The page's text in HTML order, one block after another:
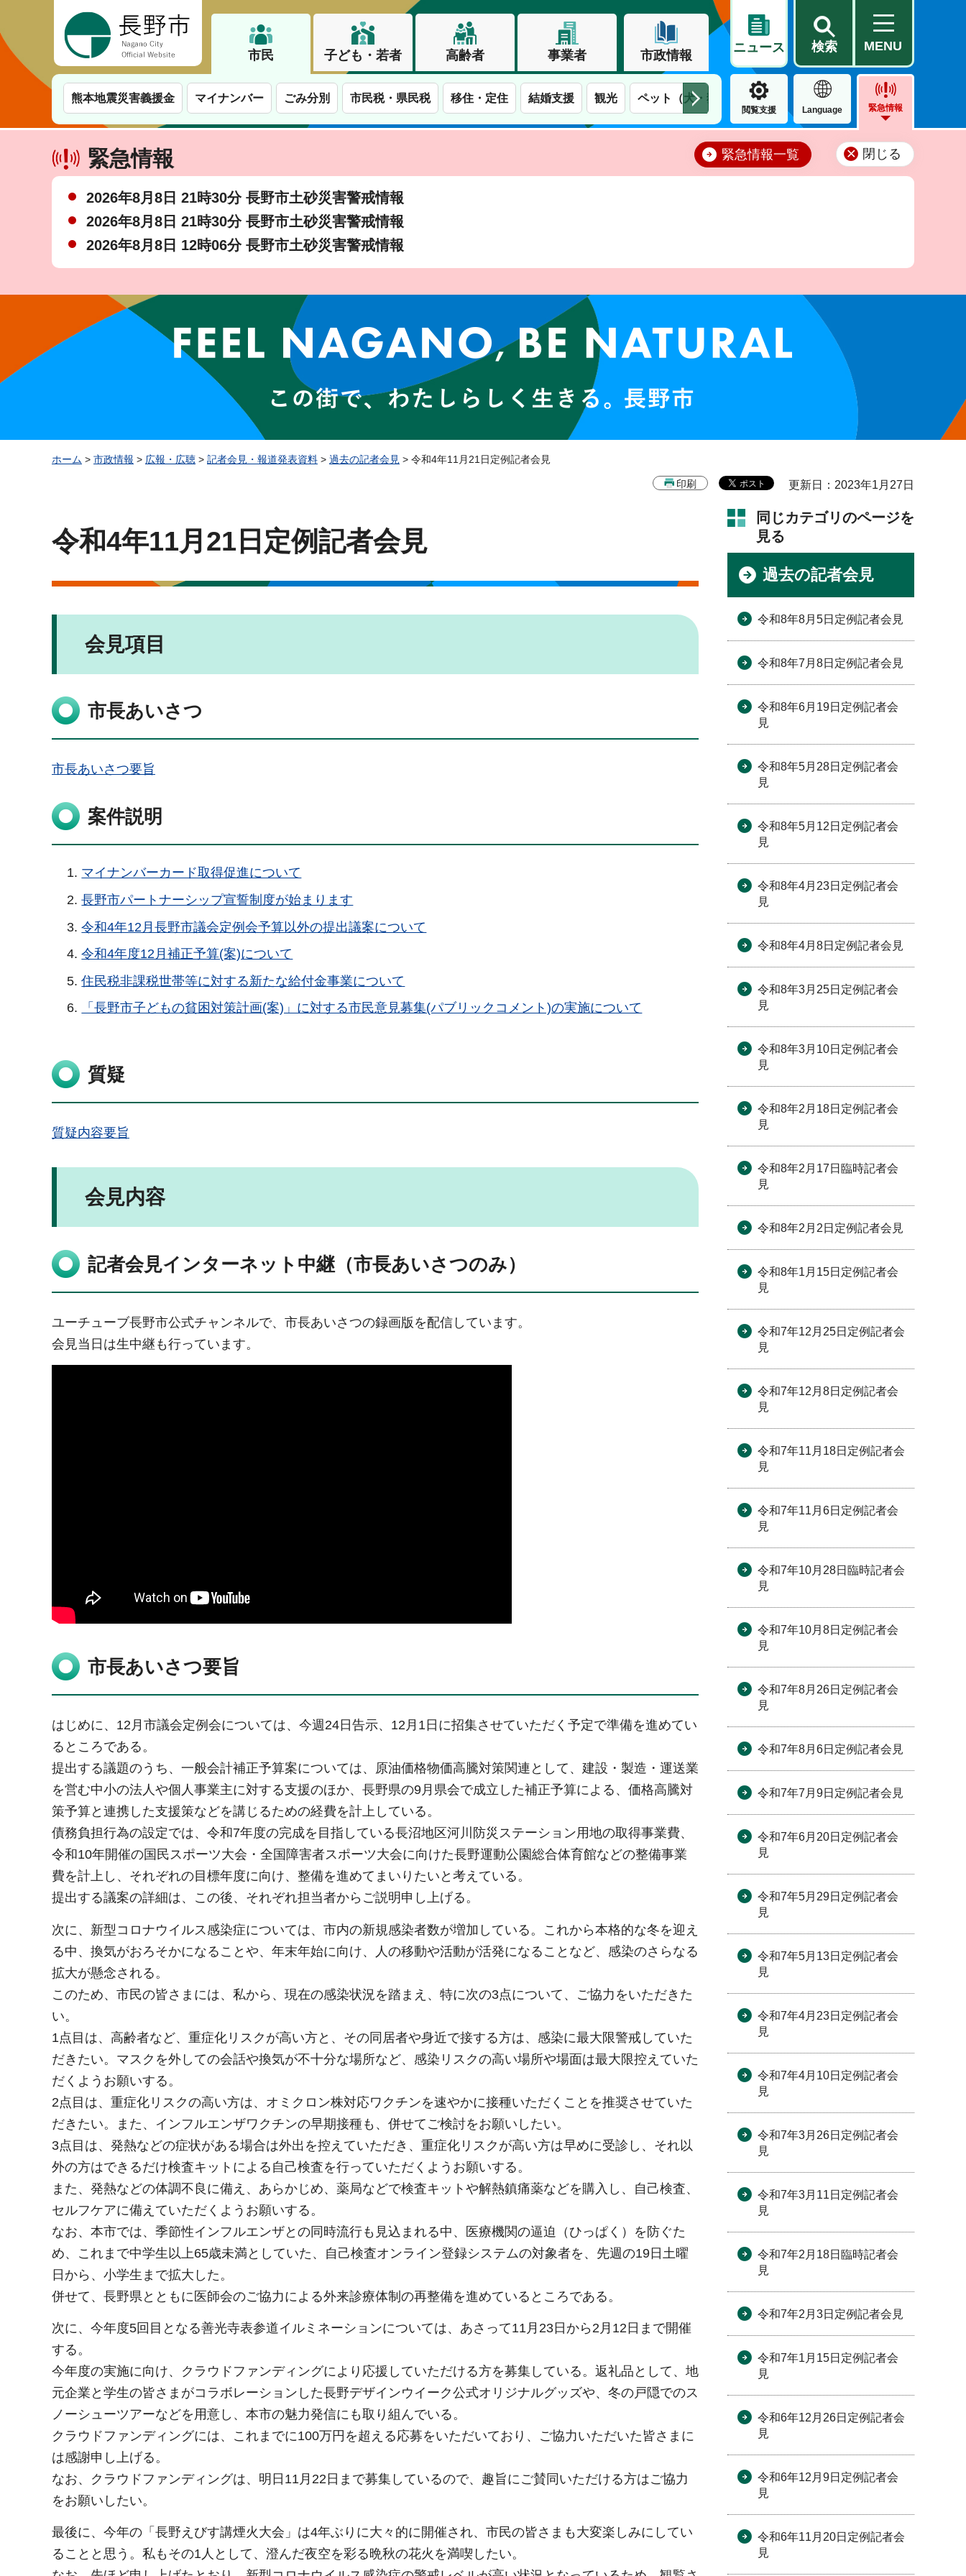
市民 子ども・若者 高齢者 事業者 市政情報
ニュース 検索 MENU
熊本地震災害義援金 マイナンバー ごみ分別 市民税・県民税 移住・定住 結婚支援 観光 ペット（犬・猫） 住民票・戸籍 公営住宅
閲覧支援 Language 緊急情報
緊急情報
2026年8月8日 21時30分 長野市土砂災害警戒情報
2026年8月8日 21時30分 長野市土砂災害警戒情報
2026年8月8日 12時06分 長野市土砂災害警戒情報
緊急情報一覧 閉じる
この街で、わたしらしく生きる。長野市
ホーム > 市政情報 > 広報・広聴 > 記者会見・報道発表資料 > 過去の記者会見 > 令和4年11月21日定例記者会見
印刷 更新日：2023年1月27日
令和4年11月21日定例記者会見
会見項目
市長あいさつ
市長あいさつ要旨
案件説明
マイナンバーカード取得促進について
長野市パートナーシップ宣誓制度が始まります
令和4年12月長野市議会定例会予算以外の提出議案について
令和4年度12月補正予算(案)について
住民税非課税世帯等に対する新たな給付金事業について
「長野市子どもの貧困対策計画(案)」に対する市民意見募集(パブリックコメント)の実施について
質疑
質疑内容要旨
会見内容
記者会見インターネット中継（市長あいさつのみ）
ユーチューブ長野市公式チャンネルで、市長あいさつの録画版を配信しています。
会見当日は生中継も行っています。
市長あいさつ要旨
はじめに、12月市議会定例会については、今週24日告示、12月1日に招集させていただく予定で準備を進めてい
るところである。
提出する議題のうち、一般会計補正予算案については、原油価格物価高騰対策関連として、建設・製造・運送業
を営む中小の法人や個人事業主に対する支援のほか、長野県の9月県会で成立した補正予算による、価格高騰対
策予算と連携した支援策などを講じるための経費を計上している。
債務負担行為の設定では、令和7年度の完成を目指している長沼地区河川防災ステーション用地の取得事業費、
令和10年開催の国民スポーツ大会・全国障害者スポーツ大会に向けた長野運動公園総合体育館などの整備事業
費を計上し、それぞれの目標年度に向け、整備を進めてまいりたいと考えている。
提出する議案の詳細は、この後、それぞれ担当者からご説明申し上げる。
次に、新型コロナウイルス感染症については、市内の新規感染者数が増加している。これから本格的な冬を迎え
る中、換気がおろそかになることや、年末年始に向け、人の移動や活動が活発になることなど、感染のさらなる
拡大が懸念される。
このため、市民の皆さまには、私から、現在の感染状況を踏まえ、特に次の3点について、ご協力をいただきた
い。
1点目は、高齢者など、重症化リスクが高い方と、その同居者や身近で接する方は、感染に最大限警戒していた
だきたい。マスクを外しての会話や換気が不十分な場所など、感染リスクの高い場所や場面は最大限控えていた
だくようお願いする。
2点目は、重症化リスクの高い方は、オミクロン株対応ワクチンを速やかに接種いただくことを推奨させていた
だきたい。また、インフルエンザワクチンの早期接種も、併せてご検討をお願いしたい。
3点目は、発熱などの症状がある場合は外出を控えていただき、重症化リスクが高い方は早めに受診し、それ以
外の方はできるだけ検査キットによる自己検査を行っていただくようお願いする。
また、発熱などの体調不良に備え、あらかじめ、薬局などで検査キットや解熱鎮痛薬などを購入し、自己検査、
セルフケアに備えていただくようお願いする。
なお、本市では、季節性インフルエンザとの同時流行も見込まれる中、医療機関の逼迫（ひっぱく）を防ぐた
め、これまで中学生以上65歳未満としていた、自己検査オンライン登録システムの対象者を、先週の19日土曜
日から、小学生まで拡大した。
併せて、長野県とともに医師会のご協力による外来診療体制の再整備を進めているところである。
次に、今年度5回目となる善光寺表参道イルミネーションについては、あさって11月23日から2月12日まで開催
する。
今年度の実施に向け、クラウドファンディングにより応援していただける方を募集している。返礼品として、地
元企業と学生の皆さまがコラボレーションした長野デザインウイーク公式オリジナルグッズや、冬の戸隠でのス
ノーシューツアーなどを用意し、本市の魅力発信にも取り組んでいる。
クラウドファンディングには、これまでに100万円を超える応募をいただいており、ご協力いただいた皆さまに
は感謝申し上げる。
なお、クラウドファンディングは、明日11月22日まで募集しているので、趣旨にご賛同いただける方はご協力
をお願いしたい。
最後に、今年の「長野えびす講煙火大会」は4年ぶりに大々的に開催され、市民の皆さまも大変楽しみにしてい
ることと思う。私もその1人として、澄んだ夜空を彩る晩秋の花火を満喫したい。
同じカテゴリのページを
見る
過去の記者会見
令和8年8月5日定例記者会見
令和8年7月8日定例記者会見
令和8年6月19日定例記者会
見
令和8年5月28日定例記者会
見
令和8年5月12日定例記者会
見
令和8年4月23日定例記者会
見
令和8年4月8日定例記者会見
令和8年3月25日定例記者会
見
令和8年3月10日定例記者会
見
令和8年2月18日定例記者会
見
令和8年2月17日臨時記者会
見
令和8年2月2日定例記者会見
令和8年1月15日定例記者会
見
令和7年12月25日定例記者会
見
令和7年12月8日定例記者会
見
令和7年11月18日定例記者会
見
令和7年11月6日定例記者会
見
令和7年10月28日臨時記者会
見
令和7年10月8日定例記者会
見
令和7年8月26日定例記者会
見
令和7年8月6日定例記者会見
令和7年7月9日定例記者会見
令和7年6月20日定例記者会
見
令和7年5月29日定例記者会
見
令和7年5月13日定例記者会
見
令和7年4月23日定例記者会
見
令和7年4月10日定例記者会
見
令和7年3月26日定例記者会
見
令和7年3月11日定例記者会
見
令和7年2月18日臨時記者会
見
令和7年2月3日定例記者会見
令和7年1月15日定例記者会
見
令和6年12月26日定例記者会
見
令和6年12月9日定例記者会
見
令和6年11月20日定例記者会
見